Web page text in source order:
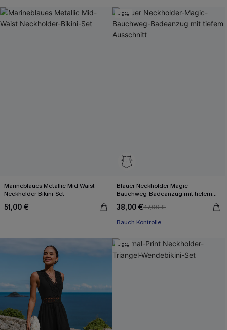
Marineblaues Metallic Mid-Waist
Neckholder-Bikini-Set
51,00 €
-19%
Blauer Neckholder-Magic-
Bauchweg-Badeanzug mit tiefem
38,00 €47,00 €
Bauch Kontrolle
-19%